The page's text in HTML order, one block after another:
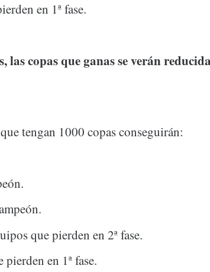
en 1ª fase.
las copas que ganas se verán
tengan 1000 copas conseguirán:
que pierden en 2ª fase.
en 1ª fase.